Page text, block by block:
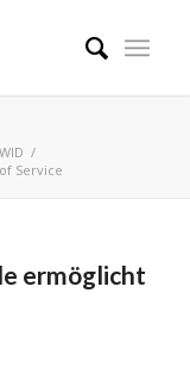
/
Service
ermöglicht